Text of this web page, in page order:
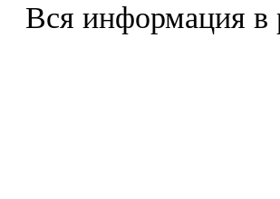
Вся информация в